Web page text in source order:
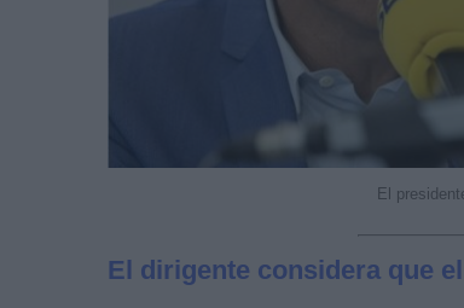
El
El dirigente considera que